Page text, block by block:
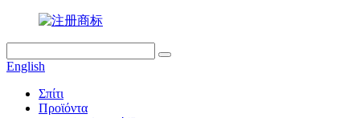
English
Σπίτι
Προϊόντα